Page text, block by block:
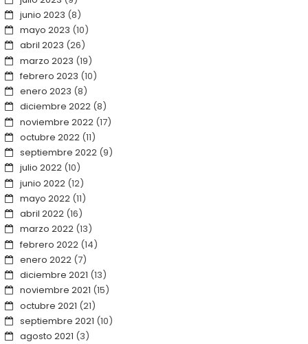
junio 2023 (8)
mayo 2023 (10)
abril 2023 (26)
marzo 2023 (19)
febrero 2023 (10)
enero 2023 (8)
diciembre 2022(8)
noviembre 2022(17)
octubre 2022(11)
septiembre 2022(9)
julio 2022(10)
junio 2022(12)
mayo 2022(11)
abril 2022(16)
marzo 2022(13)
febrero 2022(14)
enero 2022(7)
diciembre 2021 (13)
noviembre 2021 (15)
octubre 2021 (21)
septiembre 2021 (10)
agosto 2021 (3)